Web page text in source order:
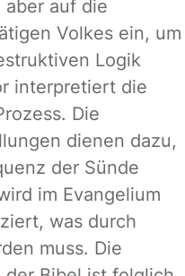
auf die
Volkes ein, um
Logik
interpretiert die
Die
dienen dazu,
der Sünde
im Evangelium
was durch
muss. Die